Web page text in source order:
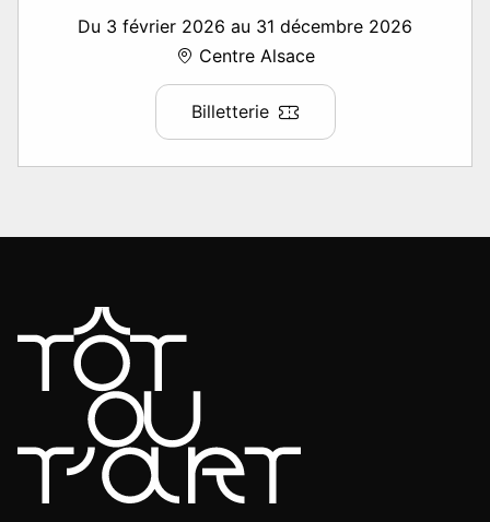
Du 3 février 2026 au 31 décembre 2026
Centre Alsace
Billetterie